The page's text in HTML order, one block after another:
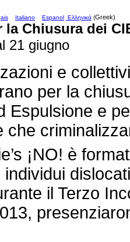
Italiano Espanol Ελληνικά (Greek)
la Chiusura dei
21 giugno
e
per la
Espulsione e
che
¡NO! è
il Terzo